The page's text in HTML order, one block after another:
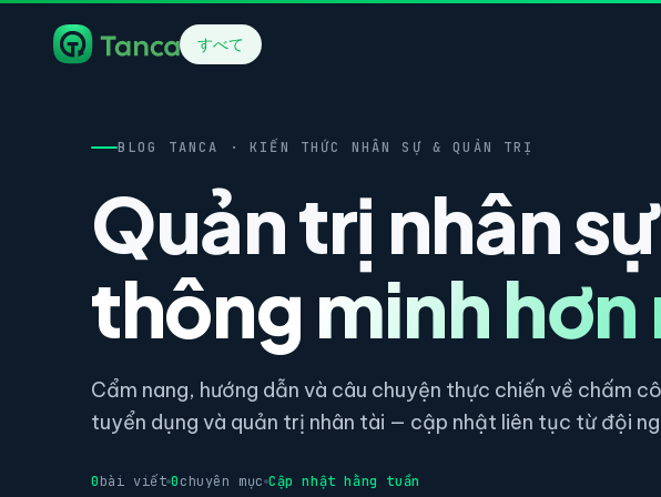
すべて
BLOG TANCA · KIẾN THỨC NHÂN SỰ & QUẢN TRỊ
Quản trị nhân sự
thông minh hơn
Cẩm nang, hướng dẫn và câu chuyện thực chiến về chấm
tuyển dụng và quản trị nhân tài — cập nhật liên tục từ đội
0bài viết 0chuyên mục Cập nhật hằng tuần